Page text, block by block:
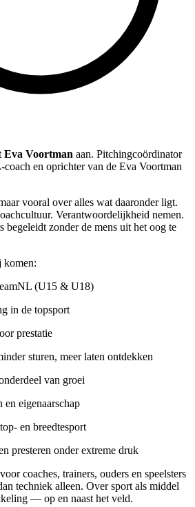
Eva Voortman aan. Pitchingcoördinator
en oprichter van de Eva Voortman
vooral over alles wat daaronder ligt.
Verantwoordelijkheid nemen.
begeleidt zonder de mens uit het oog te
komen:
(U15 & U18)
in de topsport
prestatie
sturen, meer laten ontdekken
van groei
eigenaarschap
en breedtesport
presteren onder extreme druk
coaches, trainers, ouders en speelsters
techniek alleen. Over sport als middel
— op en naast het veld.